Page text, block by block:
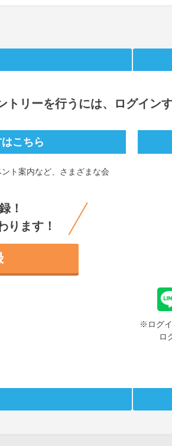
トリーを行うには、ログイン
※ログ
ロ
こちら
ト案内など、さまざまな会
！
ります！